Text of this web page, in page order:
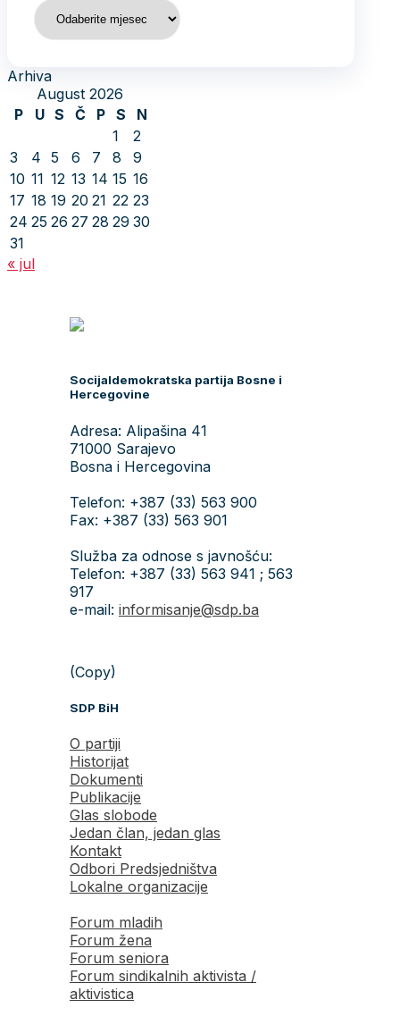
Arhiva
Arhiva
August 2026
P
U S Č P S
N
1
2
3
4 5 6 7 8
9
10 11 12 13 14 15 16
17 18 19 20 21 22 23
24 25 26 27 28 29 30
31
« jul
Socijaldemokratska partija Bosne i
Hercegovine
Adresa: Alipašina 41
71000 Sarajevo
Bosna i Hercegovina
Telefon: +387 (33) 563 900
Fax: +387 (33) 563 901
Služba za odnose s javnošću:
Telefon: +387 (33) 563 941 ; 563
917
e-mail: informisanje@sdp.ba
(Copy)
SDP BiH
O partiji
Historijat
Dokumenti
Publikacije
Glas slobode
Jedan član, jedan glas
Kontakt
Odbori Predsjedništva
Lokalne organizacije
Forum mladih
Forum žena
Forum seniora
Forum sindikalnih aktivista /
aktivistica